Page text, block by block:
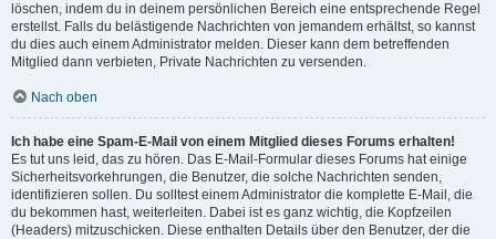
löschen, indem du in deinem persönlichen Bereich eine entsprechende Regel
erstellst. Falls du belästigende Nachrichten von jemandem erhältst, so kannst
du dies auch einem Administrator melden. Dieser kann dem betreffenden
Mitglied dann verbieten, Private Nachrichten zu versenden.
Nach oben
Ich habe eine Spam-E-Mail von einem Mitglied dieses Forums erhalten!
Es tut uns leid, das zu hören. Das E-Mail-Formular dieses Forums hat einige
Sicherheitsvorkehrungen, die Benutzer, die solche Nachrichten senden,
identifizieren sollen. Du solltest einem Administrator die komplette E-Mail, die
du bekommen hast, weiterleiten. Dabei ist es ganz wichtig, die Kopfzeilen
(Headers) mitzuschicken. Diese enthalten Details über den Benutzer, der die